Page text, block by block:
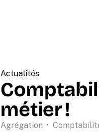
Actualités
métier !
Agrégation •